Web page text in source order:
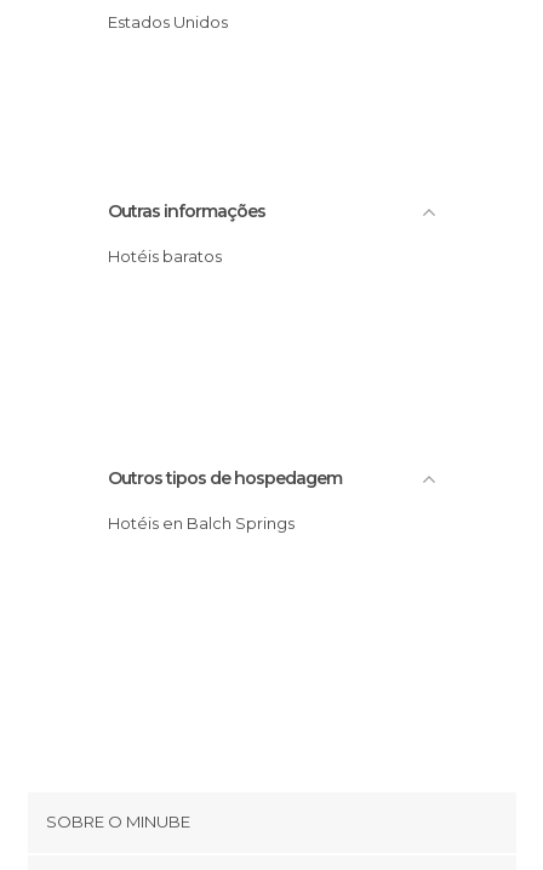
Estados Unidos
Outras informações
Hotéis baratos
Outros tipos de hospedagem
Hotéis en Balch Springs
SOBRE O MINUBE